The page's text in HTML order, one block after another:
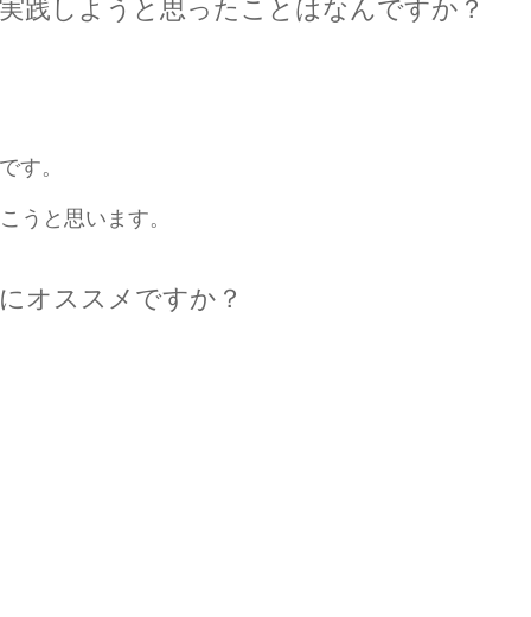
践しようと思ったことはなんですか？
す。
うと思います。
オススメですか？